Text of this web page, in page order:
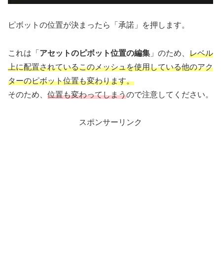
ピボットの位置が決まったら「承諾」を押します。
これは「 アセットのピボット位置の編集 」のため、 レベル
上に配置されているこのメッシュを使用している他のアク
ターのピボット位置も変わります。
そのため、 位置も変わってしまうので注意してください。
スポンサーリンク